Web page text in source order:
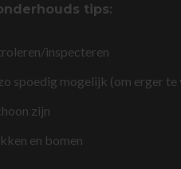
tips:
inspecteren
spoedig mogelijk (om erger
zijn
en bomen